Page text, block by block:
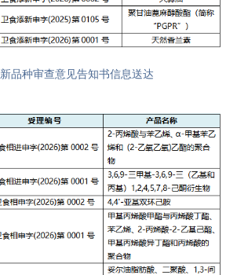
品种审查意见告知书信息送达